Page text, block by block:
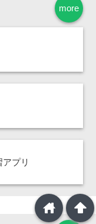
more
プリ
arrowup
home